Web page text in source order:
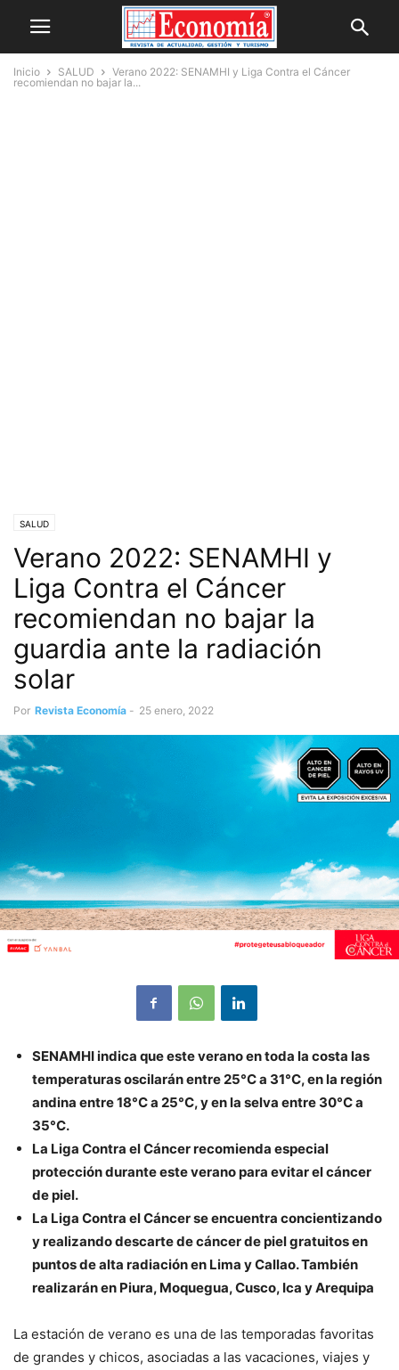
Inicio SALUD
Verano 2022: SENAMHI y Liga Contra el Cáncer
recomiendan no bajar la...
SALUD
Verano 2022: SENAMHI y
Liga Contra el Cáncer
recomiendan no bajar la
guardia ante la radiación
solar
Por Revista Economía - 25 enero, 2022
SENAMHI indica que este verano en toda la costa las
temperaturas oscilarán entre 25°C a 31°C, en la región
andina entre 18°C a 25°C, y en la selva entre 30°C a
35°C.
La Liga Contra el Cáncer recomienda especial
protección durante este verano para evitar el cáncer
de piel.
La Liga Contra el Cáncer se encuentra concientizando
y realizando descarte de cáncer de piel gratuitos en
puntos de alta radiación en Lima y Callao. También
realizarán en Piura, Moquegua, Cusco, Ica y Arequipa
La estación de verano es una de las temporadas favoritas
de grandes y chicos, asociadas a las vacaciones, viajes y